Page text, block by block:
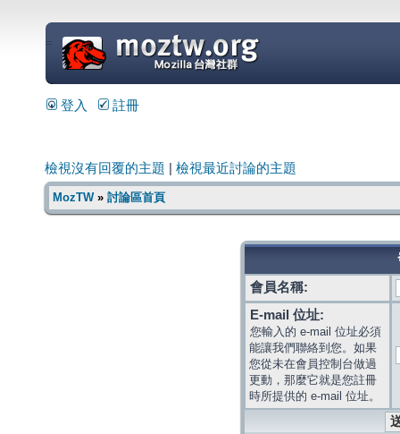
=
登入 註冊
檢視沒有回覆的主題 檢視最近討論的主題
MozTW» 討論區首頁
會員名稱:
E-mail 位址:
您輸入的 e-mail 位址必須
能讓我們聯絡到您。如果
您從未在會員控制台做過
更動，那麼它就是您註冊
時所提供的 e-mail 位址。